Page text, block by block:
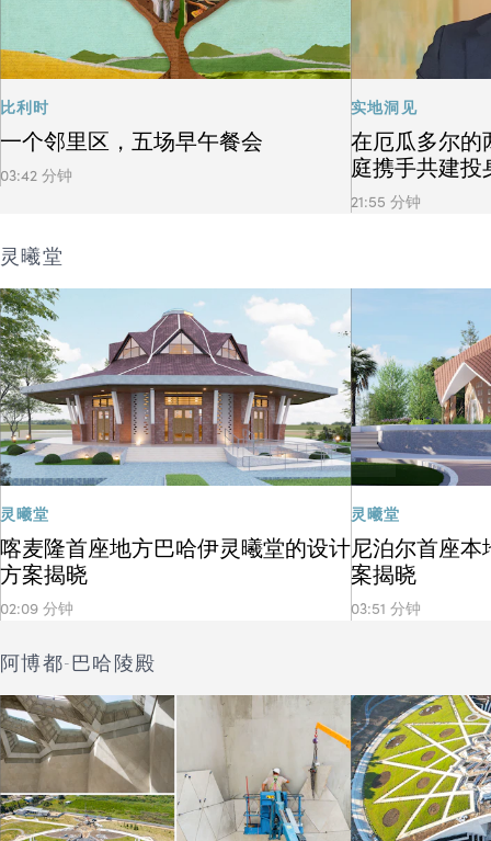
比利时
一个邻里区，五场早午餐会
03:42 分钟
实地洞见
在厄瓜多尔的
庭携手共建投
21:55 分钟
灵曦堂
灵曦堂
喀麦隆首座地方巴哈伊灵曦堂的设计
方案揭晓
02:09 分钟
灵曦堂
尼泊尔首座
案揭晓
03:51 分钟
阿博都-巴哈陵殿